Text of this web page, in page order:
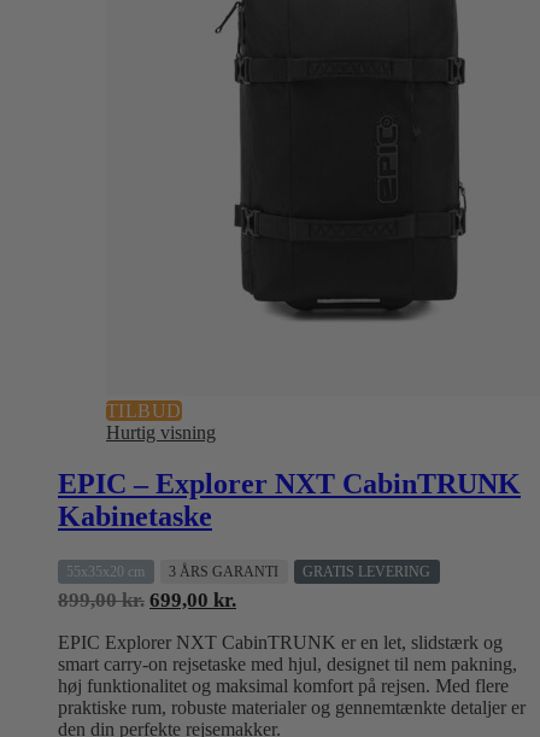
TILBUD
Hurtig visning
EPIC – Explorer NXT CabinTRUNK
Kabinetaske
55x35x20 cm 3 ÅRS GARANTI GRATIS LEVERING
899,00kr. Den
pris
var:
899,00 kr..
699,00 kr.Den
pris
er:
699,00 kr..
EPIC Explorer NXT CabinTRUNK er en let, slidstærk og
smart carry-on rejsetaske med hjul, designet til nem pakning,
høj funktionalitet og maksimal komfort på rejsen. Med flere
praktiske rum, robuste materialer og gennemtænkte detaljer er
den din perfekte rejsemakker.